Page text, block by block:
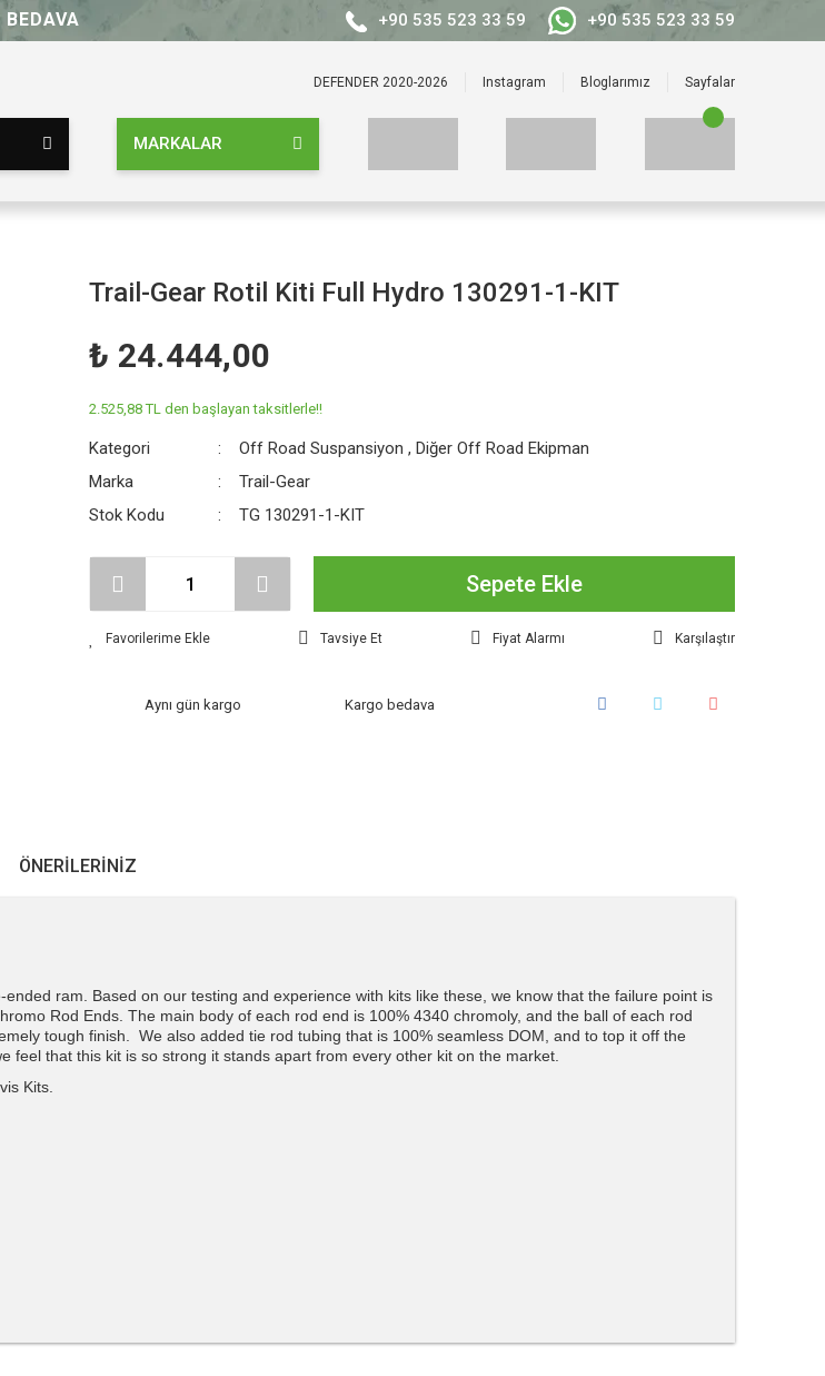
BEDAVA +90 535 523 33 59 +90 535 523 33 59
DEFENDER 2020-2026 Instagram Bloglarımız Sayfalar
MARKALAR
Trail-Gear Rotil Kiti Full Hydro 130291-1-KIT
₺ 24.444,00
2.525,88 TL den başlayan taksitlerle!!
Kategori Off Road Suspansiyon ,Diğer Off Road Ekipman
Marka
Trail-Gear
Stok Kodu
TG 130291-1-KIT
Sepete Ekle
Tavsiye Et Fiyat Alarmı Karşılaştır
Aynı gün kargo Kargo bedava
ÖNERILERINIZ
ram. Based on our testing and experience with kits like these, we know that the failure point is
Rod Ends. The main body of each rod end is 100% 4340 chromoly, and the ball of each rod
tough finish. We also added tie rod tubing that is 100% seamless DOM, and to top it off the
that this kit is so strong it stands apart from every other kit on the market.
Kits.